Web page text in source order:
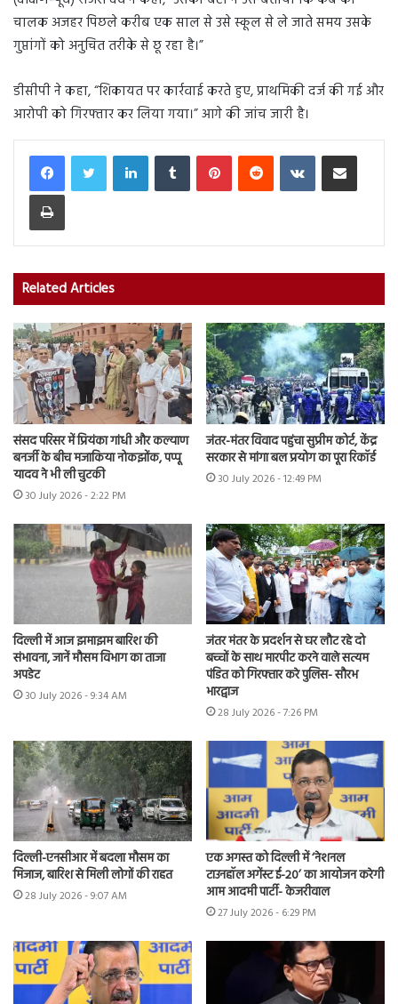
चालक अजहर पिछले करीब एक साल से उसे स्कूल से ले जाते समय उसके
गुप्तांगों को अनुचित तरीके से छू रहा है।”
डीसीपी ने कहा, “शिकायत पर कार्रवाई करते हुए, प्राथमिकी दर्ज की गई और
आरोपी को गिरफ्तार कर लिया गया।” आगे की जांच जारी है।
LinkedInTumblr PinterestReddit VKontakteShare via Email
Print
Related Articles
संसद परिसर में प्रियंका गांधी और कल्याण
बनर्जी के बीच मजाकिया नोकझोंक, पप्पू
यादव ने भी ली चुटकी
30 July 2026 - 2:22 PM
जंतर-मंतर विवाद पहुंचा सुप्रीम कोर्ट, केंद्र
सरकार से मांगा बल प्रयोग का पूरा रिकॉर्ड
30 July 2026 - 12:49 PM
दिल्ली में आज झमाझम बारिश की
संभावना, जानें मौसम विभाग का ताजा
अपडेट
30 July 2026 - 9:34 AM
जंतर मंतर के प्रदर्शन से घर लौट रहे दो
बच्चों के साथ मारपीट करने वाले सत्यम
पंडित को गिरफ्तार करे पुलिस- सौरभ
भारद्वाज
28 July 2026 - 7:26 PM
दिल्ली-एनसीआर में बदला मौसम का
मिजाज, बारिश से मिली लोगों की राहत
28 July 2026 - 9:07 AM
एक अगस्त को दिल्ली में ‘नेशनल
टाउनहॉल अगेंस्ट ई-20’ का आयोजन करेगी
आम आदमी पार्टी- केजरीवाल
27 July 2026 - 6:29 PM